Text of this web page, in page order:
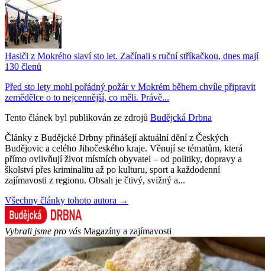
Hasiči z Mokrého slaví sto let. Začínali s ruční stříkačkou, dnes mají
130 členů
Před sto lety mohl pořádný požár v Mokrém během chvíle připravit
zemědělce o to nejcennější, co měli. Právě...
Tento článek byl publikován ze zdrojů Budějcká Drbna
Články z Budějcké Drbny přinášejí aktuální dění z Českých
Budějovic a celého Jihočeského kraje. Věnují se tématům, která
přímo ovlivňují život místních obyvatel – od politiky, dopravy a
školství přes kriminalitu až po kulturu, sport a každodenní
zajímavosti z regionu. Obsah je čtivý, svižný a...
Všechny články tohoto autora →
Vybrali jsme pro vás Magazíny a zajímavosti